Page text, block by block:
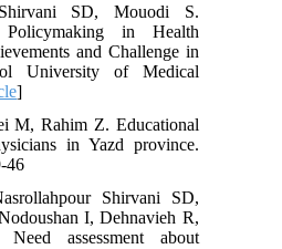
Shirvani SD, Mouodi S.
Policymaking in Health
and Challenge in
University of Medical
M, Rahim Z. Educational
in Yazd province.
46
Shirvani SD,
I, Dehnavieh R,
Need assessment about